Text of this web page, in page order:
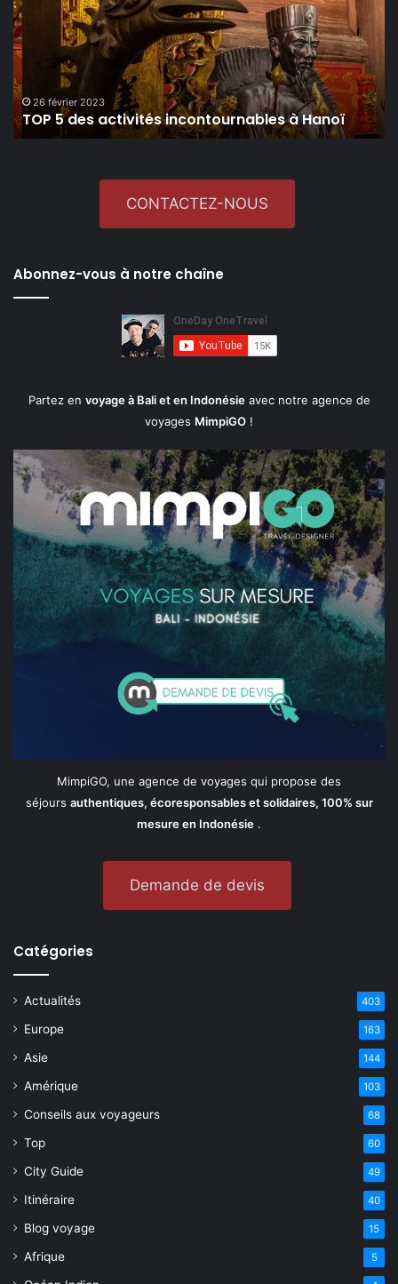
activités
incontournables
à
26 février 2023
TOP 5 des activités incontournables à Hanoï
CONTACTEZ-NOUS
Abonnez-vous à notre chaîne
Partez en voyage à Bali et en Indonésieavec notre agence de
voyages MimpiGO !
MimpiGO, une agence de voyages qui propose des
séjours authentiques, écoresponsables et solidaires, 100% sur
mesure en Indonésie .
Demande de devis
Catégories
Actualités 403
Europe 163
Asie 144
Amérique 103
Conseils aux voyageurs 68
Top 60
City Guide 49
Itinéraire 40
Blog voyage 15
Afrique 5